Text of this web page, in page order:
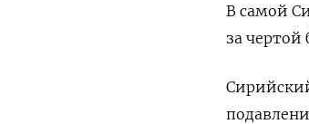
В самой
за чертой